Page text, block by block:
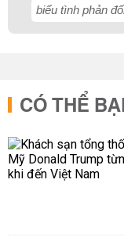
biểu tình phản
CÓ THỂ